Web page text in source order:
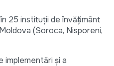
25 instituții de învățământ
(Soroca, Nisporeni,
implementări și a